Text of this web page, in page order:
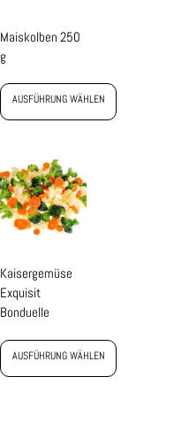
Maiskolben 250
g
AUSFÜHRUNG WÄHLEN
Kaisergemüse
Exquisit
Bonduelle
AUSFÜHRUNG WÄHLEN